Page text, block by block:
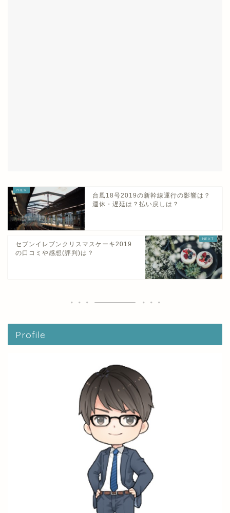
台風18号2019の新幹線運行の影響は？
運休・遅延は？払い戻しは？
セブンイレブンクリスマスケーキ2019
の口コミや感想(評判)は？
Profile